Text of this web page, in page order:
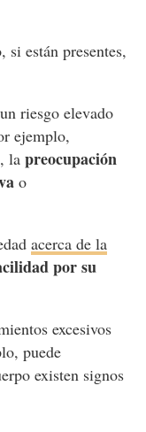
si están presentes,
riesgo elevado
ejemplo,
la preocupación
o
acerca de la
por su
excesivos
puede
existen signos